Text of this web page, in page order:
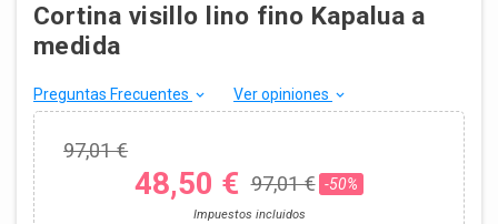
Cortina visillo lino fino Kapalua a
medida
Preguntas Frecuentes keyboard_arrow_down Ver opiniones keyboard_arrow_down
97,01 €
48,50 € 97,01 € -50%
Impuestos incluidos